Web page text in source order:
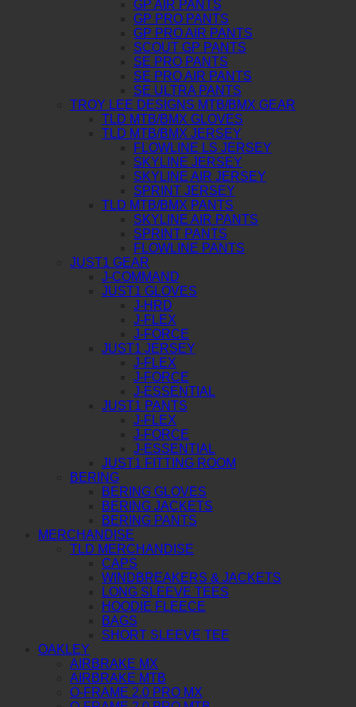
GP AIR PANTS
GP PRO PANTS
GP PRO AIR PANTS
SCOUT GP PANTS
SE PRO PANTS
SE PRO AIR PANTS
SE ULTRA PANTS
TROY LEE DESIGNS MTB/BMX GEAR
TLD MTB/BMX GLOVES
TLD MTB/BMX JERSEY
FLOWLINE LS JERSEY
SKYLINE JERSEY
SKYLINE AIR JERSEY
SPRINT JERSEY
TLD MTB/BMX PANTS
SKYLINE AIR PANTS
SPRINT PANTS
FLOWLINE PANTS
JUST1 GEAR
J-COMMAND
JUST1 GLOVES
J-HRD
J-FLEX
J-FORCE
JUST1 JERSEY
J-FLEX
J-FORCE
J-ESSENTIAL
JUST1 PANTS
J-FLEX
J-FORCE
J-ESSENTIAL
JUST1 FITTING ROOM
BERING
BERING GLOVES
BERING JACKETS
BERING PANTS
MERCHANDISE
TLD MERCHANDISE
CAPS
WINDBREAKERS & JACKETS
LONG SLEEVE TEES
HOODIE FLEECE
BAGS
SHORT SLEEVE TEE
OAKLEY
AIRBRAKE MX
AIRBRAKE MTB
O-FRAME 2.0 PRO MX